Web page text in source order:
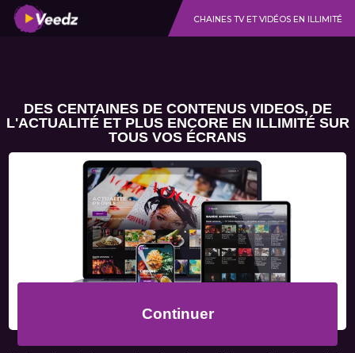
CHAINES TV ET VIDÉOS EN ILLIMITÉ
DES CENTAINES DE CONTENUS VIDEOS, DE
L'ACTUALITÉ ET PLUS ENCORE EN ILLIMITÉ SUR
TOUS VOS ÉCRANS
Continuer